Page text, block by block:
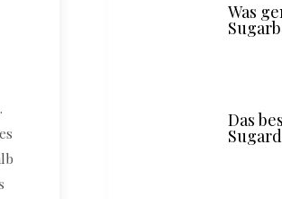
Was
Das